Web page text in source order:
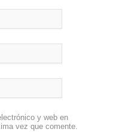
y web en
vez que comente.